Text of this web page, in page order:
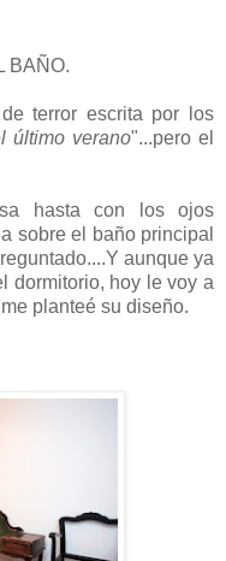
BAÑO.
terror escrita por los
último verano"...pero el
hasta con los ojos
sobre el baño principal
aunque ya
dormitorio, hoy le voy a
planteé su diseño.